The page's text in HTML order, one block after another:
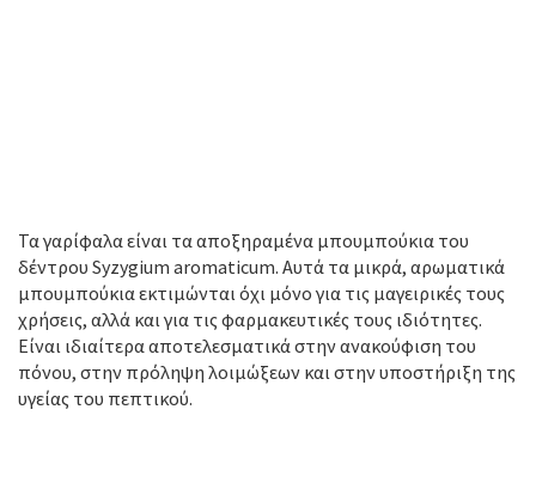
Τα γαρίφαλα είναι τα αποξηραμένα μπουμπούκια του
δέντρου Syzygium aromaticum. Αυτά τα μικρά, αρωματικά
μπουμπούκια εκτιμώνται όχι μόνο για τις μαγειρικές τους
χρήσεις, αλλά και για τις φαρμακευτικές τους ιδιότητες.
Είναι ιδιαίτερα αποτελεσματικά στην ανακούφιση του
πόνου, στην πρόληψη λοιμώξεων και στην υποστήριξη της
υγείας του πεπτικού.